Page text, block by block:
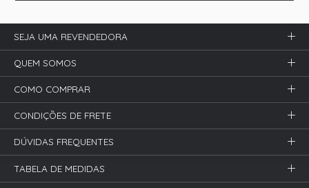
SEJA UMA REVENDEDORA
QUEM SOMOS
COMO COMPRAR
CONDIÇÕES DE FRETE
DÚVIDAS FREQUENTES
TABELA DE MEDIDAS